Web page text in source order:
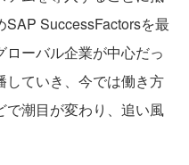
SuccessFactorsを最
ーバル企業が中心だっ
していき、今では働き方
で潮目が変わり、追い風